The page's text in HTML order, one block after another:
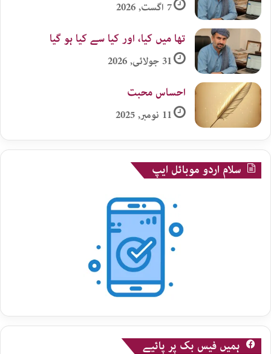
7 اگست, 2026
تھا میں کیا، اور کیا سے کیا ہو گیا
31 جولائی, 2026
احساس محبت
11 نومبر, 2025
سلام اردو موبائل ایپ
ہمیں فیس بک پر پائیے